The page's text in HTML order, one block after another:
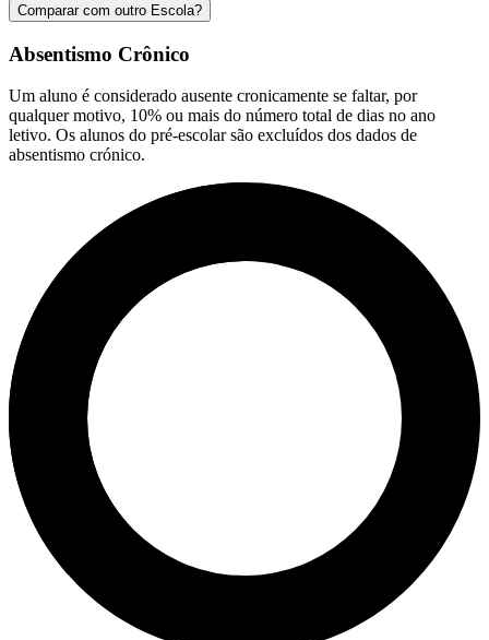
Comparar com outro Escola?
Absentismo Crônico
Um aluno é considerado ausente cronicamente se faltar, por
qualquer motivo, 10% ou mais do número total de dias no ano
letivo. Os alunos do pré-escolar são excluídos dos dados de
absentismo crónico.